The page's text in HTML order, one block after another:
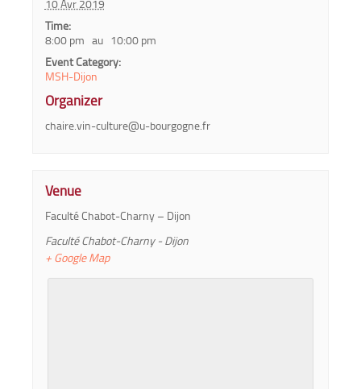
10 Avr 2019
Time:
8:00 pm au 10:00 pm
Event Category:
MSH-Dijon
Organizer
chaire.vin-culture@u-bourgogne.fr
Venue
Faculté Chabot-Charny – Dijon
Faculté Chabot-Charny - Dijon
+ Google Map